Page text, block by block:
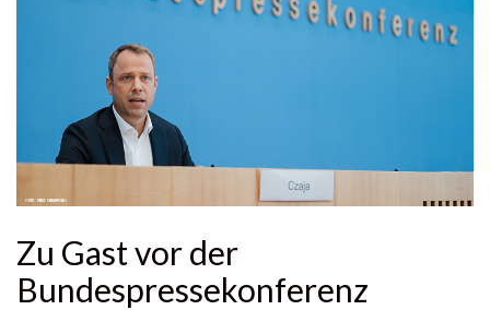
Zu Gast vor der
Bundespressekonferenz